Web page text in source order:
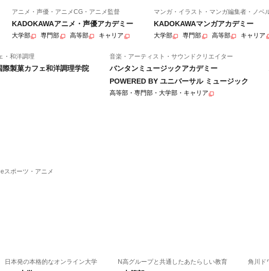
アニメ・声優・アニメCG・アニメ監督
KADOKAWAアニメ・声優アカデミー
大学部 専門部 高等部 キャリア
マンガ・イラスト・マンガ編集者・ノベ
KADOKAWAマンガアカデミー
大学部 専門部 高等部 キャリア
・和洋調理
際製菓カフェ和洋調理学院
音楽・アーティスト・サウンドクリエイター
バンタンミュージックアカデミー
POWERED BY ユニバーサル ミュージック
高等部・専門部・大学部・キャリア
スポーツ・アニメ
日本発の本格的なオンライン大学 N高グループと共通したあたらしい教育 角川ド